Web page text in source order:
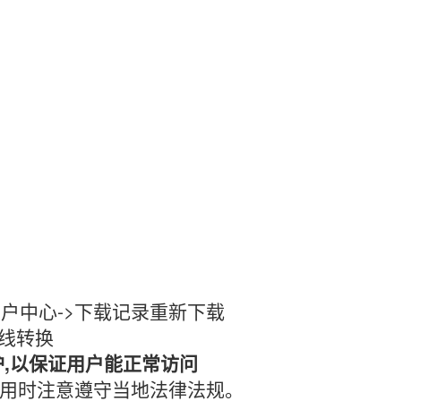
中心->下载记录重新下载
转换
保证用户能正常访问
注意遵守当地法律法规。